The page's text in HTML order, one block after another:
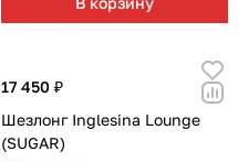
17 450 ₽
Шезлонг Inglesina Lounge
(SUGAR)